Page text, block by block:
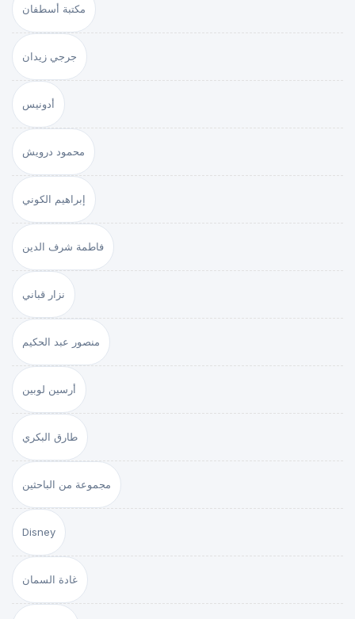
مكتبة أسطفان
جرجي زيدان
أدونيس
محمود درويش
إبراهيم الكوني
فاطمة شرف الدين
نزار قباني
منصور عبد الحكيم
أرسين لوبين
طارق البكري
مجموعة من الباحثين
Disney
غادة السمان